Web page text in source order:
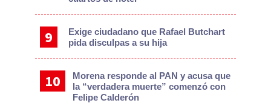
Exige ciudadano que Rafael Butchart
pida disculpas a su hija
Morena responde al PAN y acusa que
la “verdadera muerte” comenzó con
Felipe Calderón